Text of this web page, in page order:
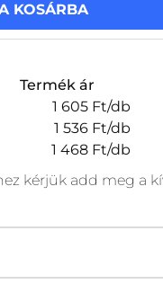
KOSÁRBA
Termék ár
1 605 Ft/db
1 536 Ft/db
1 468 Ft/db
kérjük add meg a